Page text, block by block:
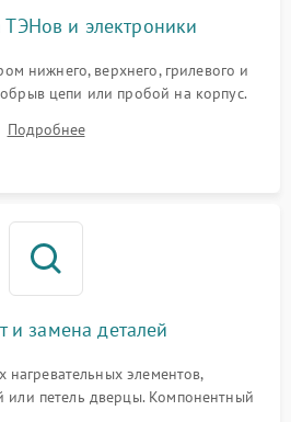
и электроники
нижнего, верхнего, грилевого и
цепи или пробой на корпус.
датчиков температуры,
и мотора конвекции.
Подробнее
и замена деталей
нагревательных элементов,
или петель дверцы. Компонентный